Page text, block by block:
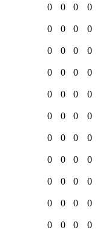
0 0 0 0
0 0 0 0
0 0 0 0
0 0 0 0
0 0 0 0
0 0 0 0
0 0 0 0
0 0 0 0
0 0 0 0
0 0 0 0
0 0 0 0